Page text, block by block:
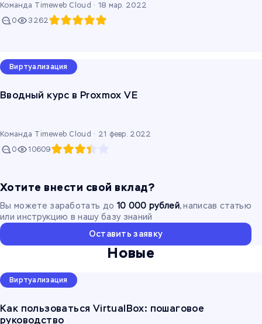
Команда Timeweb Cloud · 18 мар. 2022
0
3262
Виртуализация
Вводный курс в Proxmox VE
Команда Timeweb Cloud · 21 февр. 2022
0
10609
Хотите внести свой вклад?
Вы можете заработать до 10 000 рублей, написав статью
или инструкцию в нашу базу знаний
Оставить заявку
Новые
Виртуализация
Как пользоваться VirtualBox: пошаговое
руководство